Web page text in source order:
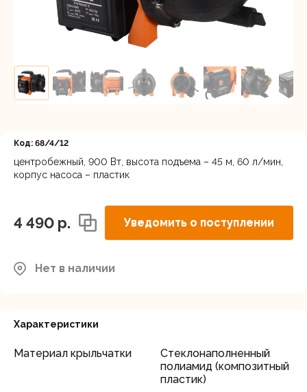
Код: 68/4/12
центробежный, 900 Вт, высота подъема – 45 м, 60 л/мин,
корпус насоса – пластик
4 490 p. Уведомить о поступлении
Нет в наличии
Характеристики
Материал крыльчатки
Стеклонаполненный
полиамид (композитный
пластик)
Регистрация